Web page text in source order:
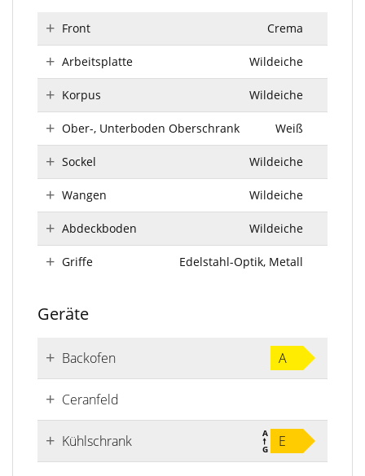
Front Crema
Arbeitsplatte Wildeiche
Korpus Wildeiche
Ober-, Unterboden Oberschrank Weiß
Sockel Wildeiche
Wangen Wildeiche
Abdeckboden Wildeiche
Griffe Edelstahl-Optik, Metall
Geräte
Backofen A
Ceranfeld
Kühlschrank E